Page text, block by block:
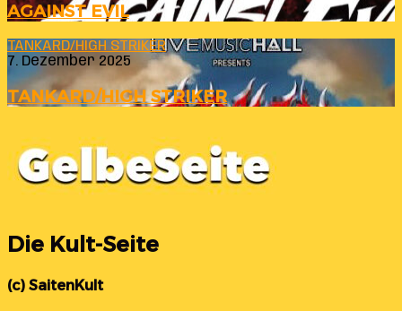
AGAINST EVIL
TANKARD/HIGH STRIKER
7. Dezember 2025
TANKARD/HIGH STRIKER
Die Kult-Seite
(c) SaitenKult